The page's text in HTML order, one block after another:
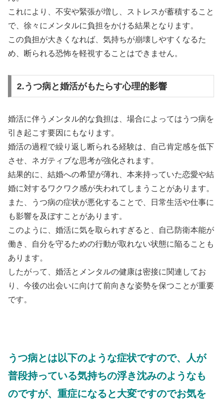
これにより、不安や緊張が増し、ストレスが蓄積すること
で、徐々にメンタルに負担をかける結果となります。
この負担が大きくなれば、気持ちが崩壊しやすくなるた
め、断られる恐怖を軽視することはできません。
2.うつ病と婚活がもたらす心理的影響
婚活に伴うメンタル的な負担は、場合によってはうつ病を
引き起こす要因にもなります。
婚活の過程で繰り返し断られる経験は、自己肯定感を低下
させ、ネガティブな思考が強化されます。
結果的に、結婚への希望が薄れ、本来持っていた恋愛や結
婚に対するワクワク感が失われてしまうことがあります。
また、うつ病の症状が悪化することで、日常生活や仕事に
も影響を及ぼすことがあります。
このように、婚活に気を取られすぎると、自己防衛本能が
働き、自分を守るための行動が取れない状態に陥ることも
あります。
したがって、婚活とメンタルの健康は密接に関連してお
り、今後の出会いに向けて前向きな姿勢を保つことが重要
です。
うつ病とは以下のような症状ですので、人が
普段持っている気持ちの浮き沈みのようなも
のですが、重症になると大変ですのでお気を